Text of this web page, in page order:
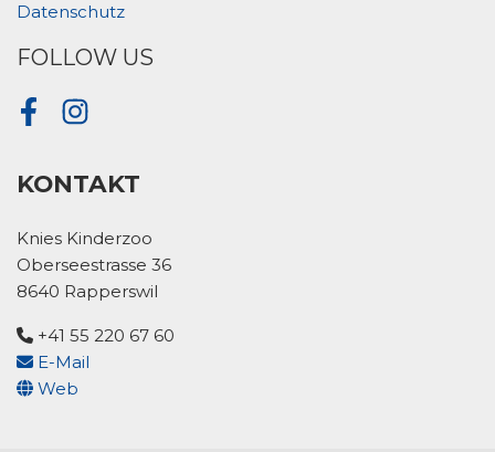
Datenschutz
FOLLOW US
FacebookInstagram
KONTAKT
Knies Kinderzoo
Oberseestrasse 36
8640 Rapperswil
+41 55 220 67 60
E-Mail
Web